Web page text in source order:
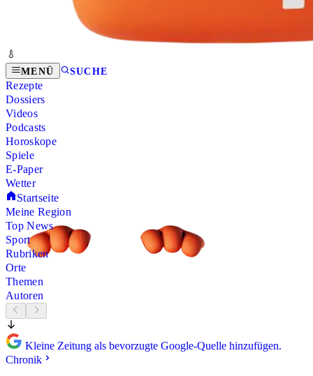
MENÜ SUCHE
Rezepte
Dossiers
Videos
Podcasts
Horoskope
Spiele
E-Paper
Wetter
Startseite
Meine Region
Top News
Sport
Rubriken
Orte
Themen
Autoren
Kleine Zeitung als bevorzugte Google-Quelle hinzufügen.
Chronik